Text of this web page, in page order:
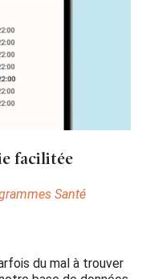
facilitée
Santé
du mal à trouver